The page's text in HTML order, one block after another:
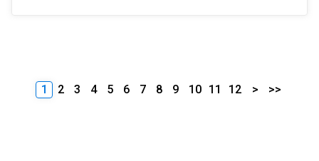
1 2 3 4 5 6 7 8 9 10 11 12 > >>